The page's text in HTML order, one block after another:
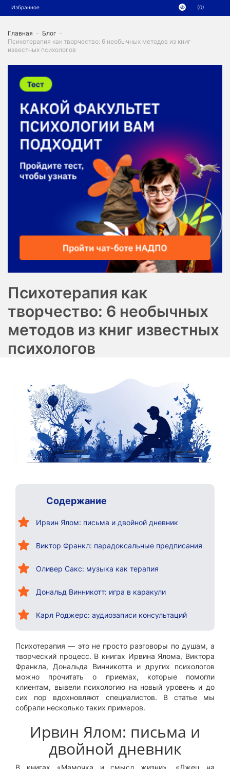
Избранное (0)
Главная - Блог -
Психотерапия как творчество: 6 необычных методов из книг
известных психологов
Психотерапия как
творчество: 6 необычных
методов из книг известных
психологов
Содержание
Ирвин Ялом: письма и двойной дневник
Виктор Франкл: парадоксальные предписания
Оливер Сакс: музыка как терапия
Дональд Винникотт: игра в каракули
Карл Роджерс: аудиозаписи консультаций
Психотерапия — это не просто разговоры по душам, а
творческий процесс. В книгах Ирвина Ялома, Виктора
Франкла, Дональда Винникотта и других психологов
можно прочитать о приемах, которые помогли
клиентам, вывели психологию на новый уровень и до
сих пор вдохновляют специалистов. В статье мы
собрали несколько таких примеров.
Ирвин Ялом: письма и
двойной дневник
В книгах «Мамочка и смысл жизни», «Лжец на